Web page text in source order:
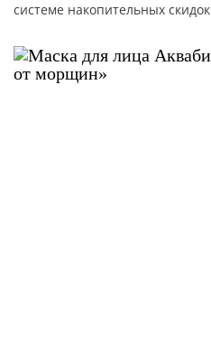
системе накопительных скидок